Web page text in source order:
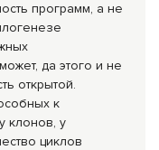
программ, а не
да этого и не
открытой.
к
клонов, у
циклов